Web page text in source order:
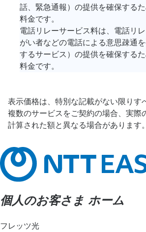
話、緊急通報）の提供を確保する
料金です。
電話リレーサービス料は、電話リ
がい者などの電話による意思疎通
するサービス）の提供を確保する
料金です。
表示価格は、特別な記載がない限りす
複数のサービスをご契約の場合、実際
計算された額と異なる場合があります。
個人のお客さま ホーム
フレッツ光